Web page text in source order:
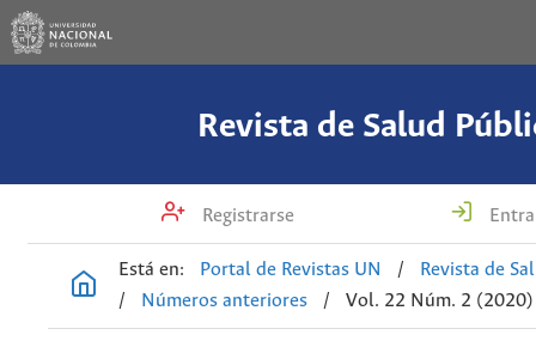
Revista de Salud
Registrarse
Está en: Portal de Revistas UN /
Revista de
/
Números anteriores / Vol. 22 Núm. 2 (2020)